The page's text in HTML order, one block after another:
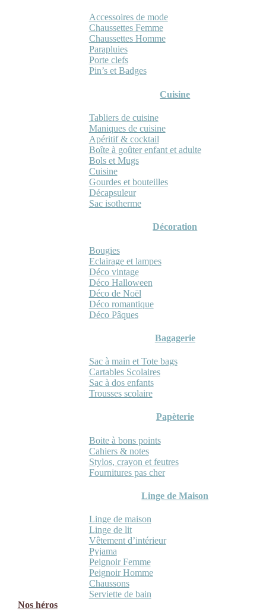
Accessoires de mode
Chaussettes Femme
Chaussettes Homme
Parapluies
Porte clefs
Pin’s et Badges
Cuisine
Tabliers de cuisine
Maniques de cuisine
Apéritif & cocktail
Boîte à goûter enfant et adulte
Bols et Mugs
Cuisine
Gourdes et bouteilles
Décapsuleur
Sac isotherme
Décoration
Bougies
Eclairage et lampes
Déco vintage
Déco Halloween
Déco de Noël
Déco romantique
Déco Pâques
Bagagerie
Sac à main et Tote bags
Cartables Scolaires
Sac à dos enfants
Trousses scolaire
Papèterie
Boite à bons points
Cahiers & notes
Stylos, crayon et feutres
Fournitures pas cher
Linge de Maison
Linge de maison
Linge de lit
Vêtement d’intérieur
Pyjama
Peignoir Femme
Peignoir Homme
Chaussons
Serviette de bain
Nos héros